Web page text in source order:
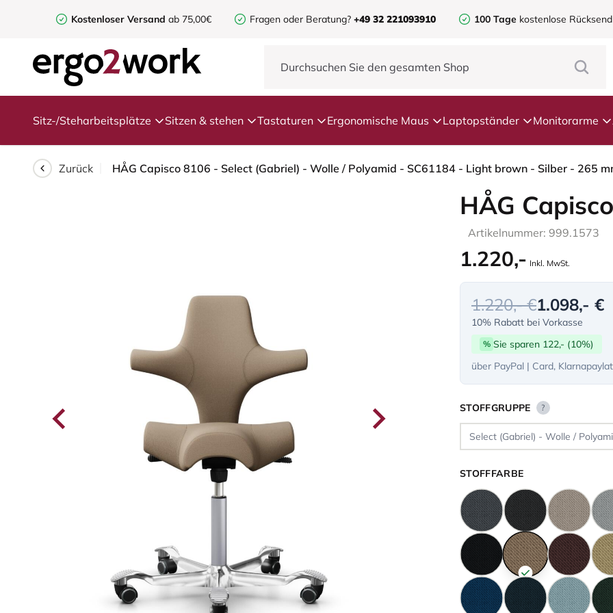
Kostenloser Versand ab 75,00€ Fragen oder Beratung? +49 32 221093910 100 Tage kostenlose
Sitz-/Steharbeitsplätze Sitzen & stehen Tastaturen Ergonomische Maus Laptopständer Monitorarme
Zurück
HÅG
Artikelnummer: 999.1573
1.220,- Inkl. MwSt.
1.220,- €1.098,- €
10% Rabatt bei Vorkasse
% Sie sparen 122,- (10%)
über PayPal | Card,
STOFFGRUPPE ?
STOFFFARBE